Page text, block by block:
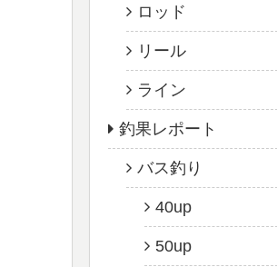
ロッド
リール
ライン
釣果レポート
バス釣り
40up
50up